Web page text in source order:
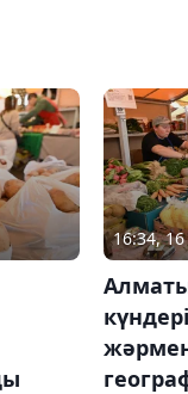
16:34,